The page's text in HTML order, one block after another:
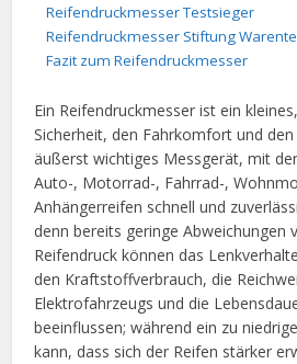
Reifendruckmesser Testsieger
Reifendruckmesser Stiftung
Fazit zum Reifendruckmesser
Ein Reifendruckmesser ist ein
Sicherheit, den Fahrkomfort und
äußerst wichtiges Messgerät, mit
Auto-, Motorrad-, Fahrrad-,
Anhängerreifen schnell und
denn bereits geringe Abweichungen
Reifendruck können das
den Kraftstoffverbrauch, die
Elektrofahrzeugs und die
beeinflussen; während ein zu
kann, dass sich der Reifen stärker